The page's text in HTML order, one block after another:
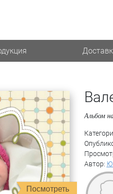
Посмотреть
Альбом
Автор: